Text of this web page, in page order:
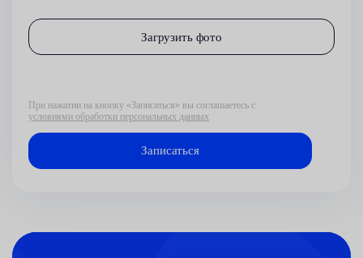
Загрузить фото
При нажатии на кнопку «Записаться» вы соглашаетесь с
условиями обработки персональных данных